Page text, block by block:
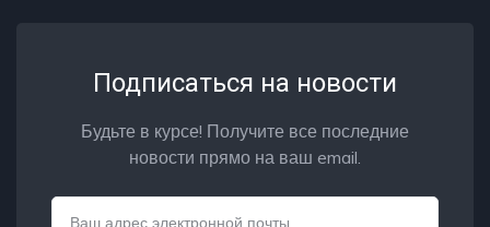
Подписаться на новости
Будьте в курсе! Получите все последние
новости прямо на ваш email.